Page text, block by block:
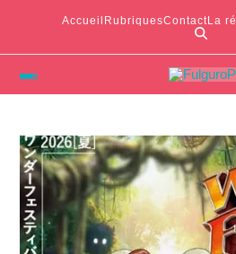
Accueil RubriquesContactLa